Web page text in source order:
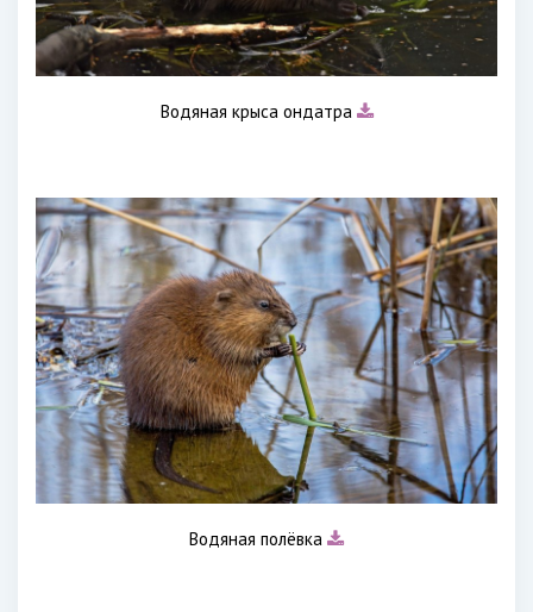
Водяная крыса ондатра
Водяная полёвка